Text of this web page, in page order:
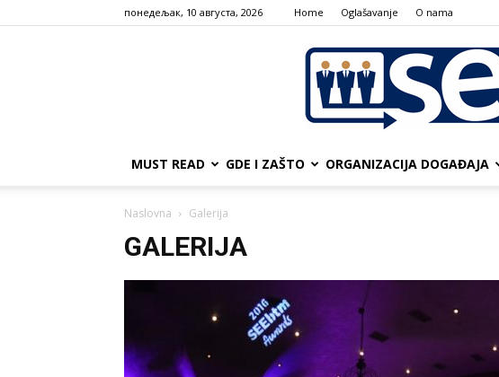
понедељак, 10 августа, 2026 Home Oglašavanje О nama
MUST READ GDE I ZAŠTO ORGANIZACIJA DOGAĐAJA
Naslovna Galerija
GALERIJA